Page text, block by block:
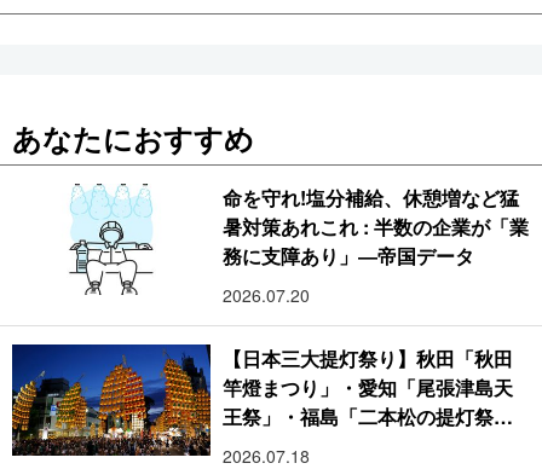
あなたにおすすめ
命を守れ!塩分補給、休憩増など猛
暑対策あれこれ : 半数の企業が「業
務に支障あり」―帝国データ
2026.07.20
【日本三大提灯祭り】秋田「秋田
竿燈まつり」・愛知「尾張津島天
王祭」・福島「二本松の提灯祭
り」:おびただしい灯火が夜空を照
2026.07.18